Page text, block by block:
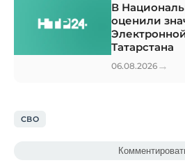
В
оценили
Татарстана
06.08.2026 →
СВО